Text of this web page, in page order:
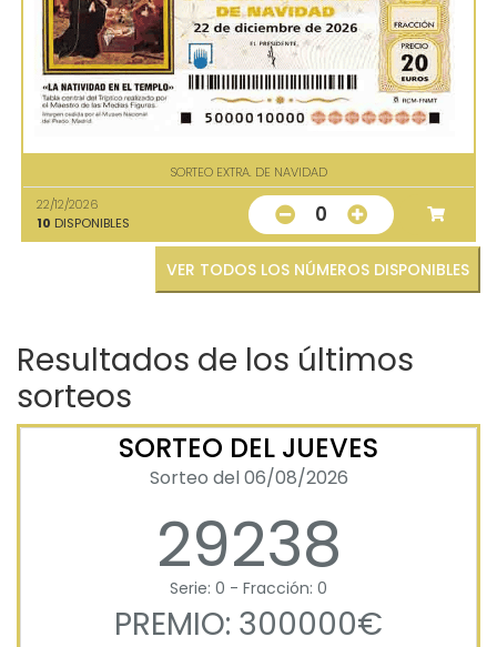
SORTEO EXTRA. DE NAVIDAD
22/12/2026
10 DISPONIBLES 0
VER TODOS LOS NÚMEROS DISPONIBLES
Resultados de los últimos
sorteos
SORTEO DEL JUEVES
Sorteo del 06/08/2026
29238
Serie: 0 - Fracción: 0
PREMIO: 300000€